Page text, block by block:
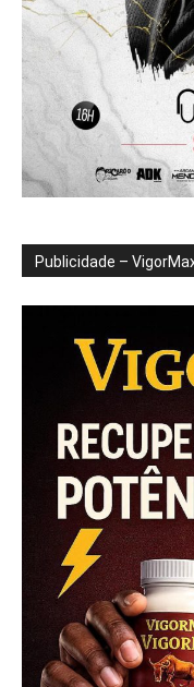
Publicidade –